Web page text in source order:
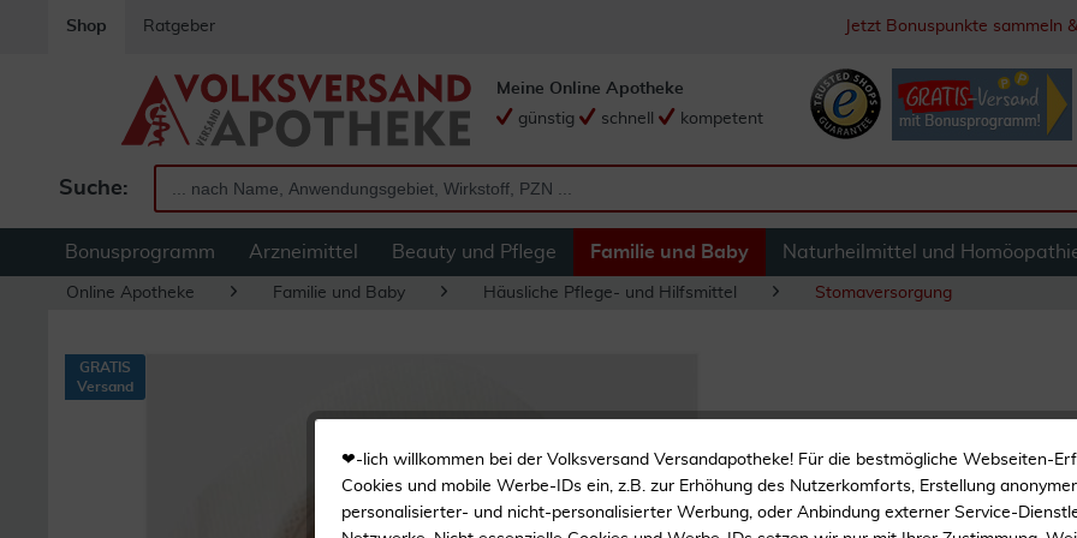
Shop Ratgeber Jetzt Bonuspunkte sammeln
Suche:
Meine Online Apotheke
günstig
schnell kompetent
Bonusprogramm Arzneimittel Beauty und Pflege Familie und Baby Naturheilmittel und
Online Apotheke Familie und Baby Häusliche Pflege- und Hilfsmittel Stomaversorgung
Combihesive
Stück
GRATIS
Versand
❤-lich willkommen bei der Volksversand Versandapotheke! Für die bestmögliche Webseiten-
Cookies und mobile Werbe-IDs ein, z.B. zur Erhöhung des Nutzerkomforts, Erstellung
personalisierter- und nicht-personalisierter Werbung, oder Anbindung externer Service-